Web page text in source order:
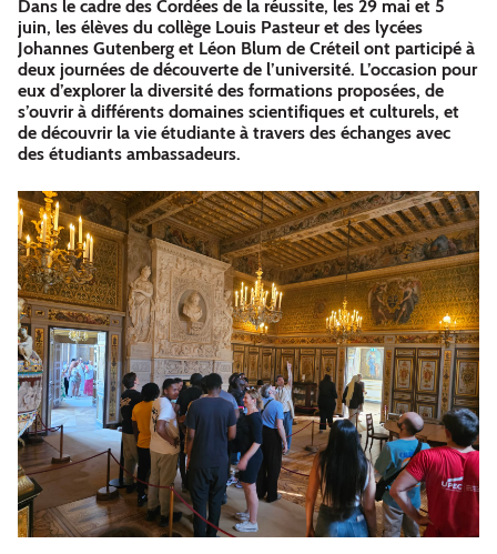
Dans le cadre des Cordées de la réussite, les 29 mai et 5
juin, les élèves du collège Louis Pasteur et des lycées
Johannes Gutenberg et Léon Blum de Créteil ont participé à
deux journées de découverte de l’université. L’occasion pour
eux d’explorer la diversité des formations proposées, de
s’ouvrir à différents domaines scientifiques et culturels, et
de découvrir la vie étudiante à travers des échanges avec
des étudiants ambassadeurs.